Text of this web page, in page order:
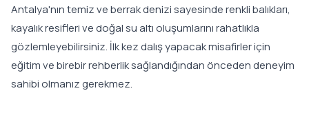
Antalya'nın temiz ve berrak denizi sayesinde renkli balıkları,
kayalık resifleri ve doğal su altı oluşumlarını rahatlıkla
gözlemleyebilirsiniz. İlk kez dalış yapacak misafirler için
eğitim ve birebir rehberlik sağlandığından önceden deneyim
sahibi olmanız gerekmez.